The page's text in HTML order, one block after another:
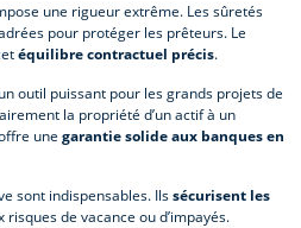
une rigueur extrême. Les sûretés
pour protéger les prêteurs. Le
équilibre contractuel précis.
outil puissant pour les grands projets de
la propriété d’un actif à un
une garantie solide aux banques en
sont indispensables. Ilssécurisent les
risques de vacance ou d’impayés.